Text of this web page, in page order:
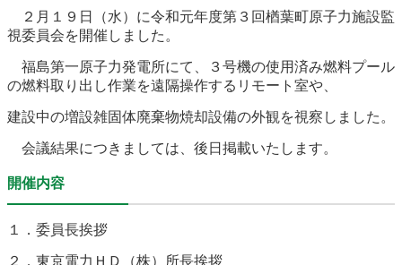
入札・契約 商工・労働 新産業
農林水産業 新規造成区画
楢葉町について 町長室
町役場・施設
復興・計画
２月１９日（水）に令和元年度第３回楢葉町原子力施設監
視委員会を開催しました。
福島第一原子力発電所にて、３号機の使用済み燃料プール
の燃料取り出し作業を遠隔操作するリモート室や、
建設中の増設雑固体廃棄物焼却設備の外観を視察しました。
会議結果につきましては、後日掲載いたします。
開催内容
１．委員長挨拶
２．東京電力ＨＤ（株）所長挨拶